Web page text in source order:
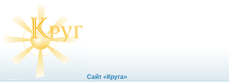
Сайт «Круга»